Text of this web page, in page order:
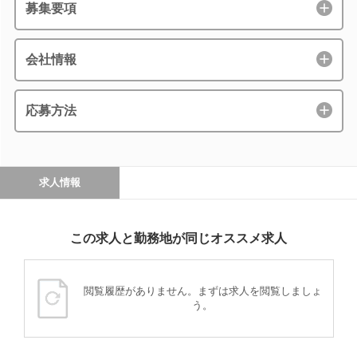
募集要項
会社情報
応募方法
求人情報
この求人と勤務地が同じオススメ求人
閲覧履歴がありません。まずは求人を閲覧しましょ
う。